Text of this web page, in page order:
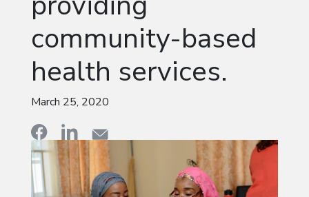
community-based
health services.
March 25, 2020